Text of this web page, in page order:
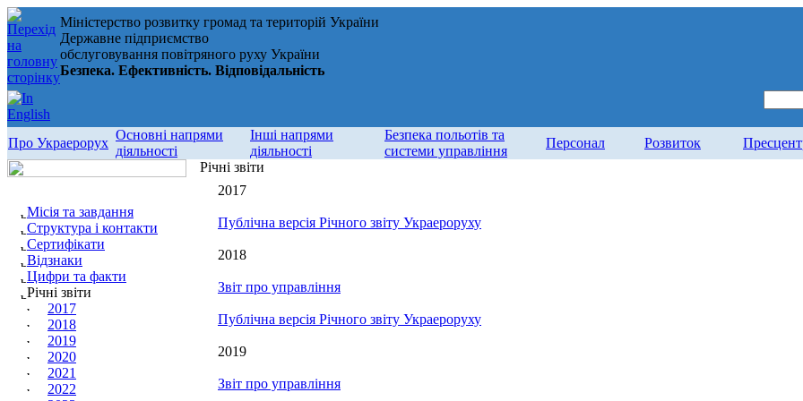
Міністерство розвитку громад та територій України
Державне підприємство
обслуговування повітряного руху України
Безпека. Ефективність. Відповідальність
Про Украерорух
Основні напрями
діяльності
Інші напрями
діяльності
Безпека польотів та
системи управління
Персонал Розвиток
Місія та завдання
Структура і контакти
Сертифікати
Відзнаки
Цифри та факти
Річні звіти
2017
2018
2019
2020
2021
2022
Річні звіти
2017
Публічна версія Річного звіту Украероруху
2018
Звіт про управління
Публічна версія Річного звіту Украероруху
2019
Звіт про управління